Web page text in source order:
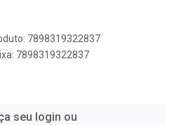
7898319322837
7898319322837
seu login ou